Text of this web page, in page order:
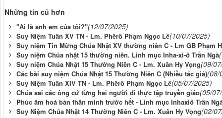
Những tin cũ hơn
"Ai là anh em của tôi?"(12/07/2025)
Suy Niệm Tuần XV TN - Lm. Phêrô Phạm Ngọc Lê(10/07/2025)
Suy niệm Tin Mừng Chúa Nhật XV thường niên C - Lm GB Phạm
Suy niệm Chúa nhật 15 thường niên. Linh mục Inha-xi-ô Trần Ngà
Suy niệm Chúa Nhật 15 Thường Niên C - Lm. Xuân Hy Vọng(09/
Các bài suy niệm Chúa Nhật 15 Thường Niên C (Nhiều tác giả)(08/
Suy Niệm Tuần XIV TN - Lm. Phêrô Phạm Ngọc Lê(05/07/2025)
Chúa sai các ông cứ từng hai người đi thực tập truyền giáo(05/
Phúc âm hoá bản thân mình trước hết - Linh mục Inhaxiô Trần
Suy Niệm Chúa Nhật 14 Thường Niên C - Lm. Xuân Hy Vọng(02/